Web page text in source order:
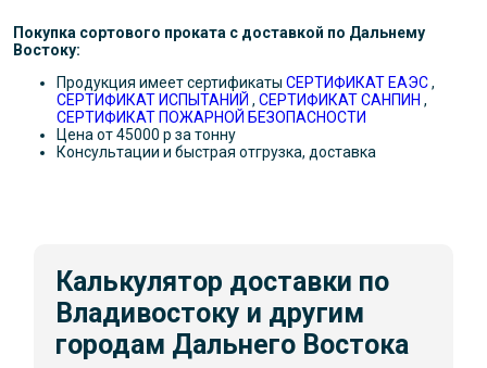
Покупка сортового проката с доставкой по Дальнему
Востоку:
Продукция имеет сертификаты СЕРТИФИКАТ ЕАЭС,
СЕРТИФИКАТ ИСПЫТАНИЙ , СЕРТИФИКАТ САНПИН ,
СЕРТИФИКАТ ПОЖАРНОЙ БЕЗОПАСНОСТИ
Цена от 45000 р за тонну
Консультации и быстрая отгрузка, доставка
Калькулятор доставки по
Владивостоку и другим
городам Дальнего Востока